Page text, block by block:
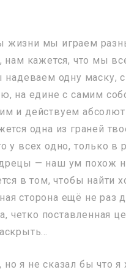
жизни мы играем
нам кажется, что мы
надеваем одну
на едине с самим
и действуем
одна из граней
у всех одно, только в
— наш ум похож
в том, чтобы найти
сторона ещё не раз
четко поставленная
я не сказал бы что я